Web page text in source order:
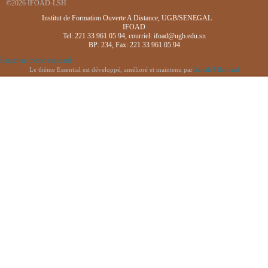
©2026 IFOAD-LSH
Institut de Formation Ouverte A Distance, UGB/SENEGAL
IFOAD
Tel: 221 33 961 05 94, courriel: ifoad@ugb.edu.sn
BP: 234, Fax: 221 33 961 05 94
Passer au thème standard
Le thème Essential est développé, amélioré et maintenu parGareth J Barnard